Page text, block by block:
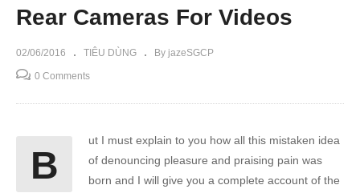
Rear Cameras For Videos
02/06/2016 TIÊU DÙNG By jazeSGCP
0 Comments
B
ut I must explain to you how all this mistaken idea
of denouncing pleasure and praising pain was
born and I will give you a complete account of the